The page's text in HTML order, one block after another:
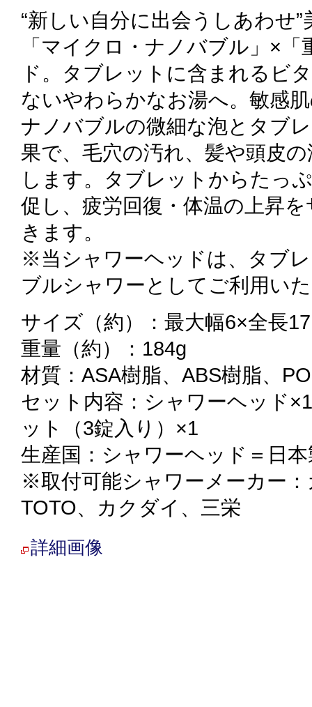
“新しい自分に出会うしあわせ
「マイクロ・ナノバブル」×
ド。タブレットに含まれるビ
ないやわらかなお湯へ。敏感
ナノバブルの微細な泡とタブ
果で、毛穴の汚れ、髪や頭皮
します。タブレットからたっ
促し、疲労回復・体温の上昇
きます。
※当シャワーヘッドは、タブ
ブルシャワーとしてご利用い
サイズ（約）：最大幅6×全長
重量（約）：184g
材質：ASA樹脂、ABS樹脂、
セット内容：シャワーヘッド
ット（3錠入り）×1
生産国：シャワーヘッド＝日
※取付可能シャワーメーカー
TOTO、カクダイ、三栄
詳細画像